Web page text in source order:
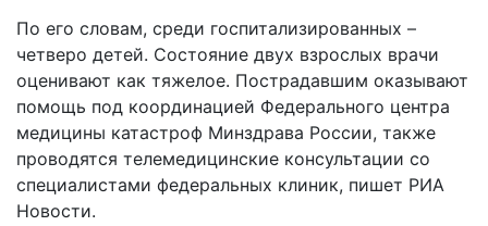
По его словам, среди госпитализированных –
четверо детей. Состояние двух взрослых врачи
оценивают как тяжелое. Пострадавшим оказывают
помощь под координацией Федерального центра
медицины катастроф Минздрава России, также
проводятся телемедицинские консультации со
специалистами федеральных клиник, пишет РИА
Новости.